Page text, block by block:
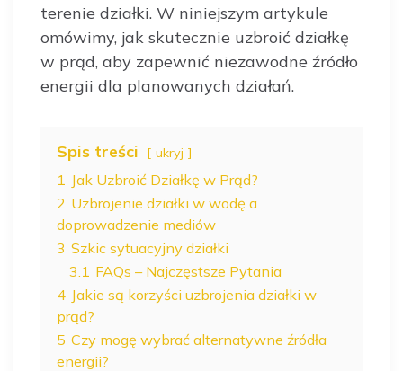
terenie działki. W niniejszym artykule
omówimy, jak skutecznie uzbroić działkę
w prąd, aby zapewnić niezawodne źródło
energii dla planowanych działań.
Spis treści ukryj
1 Jak Uzbroić Działkę w Prąd?
2 Uzbrojenie działki w wodę a
doprowadzenie mediów
3 Szkic sytuacyjny działki
3.1 FAQs – Najczęstsze Pytania
4 Jakie są korzyści uzbrojenia działki w
prąd?
5 Czy mogę wybrać alternatywne źródła
energii?